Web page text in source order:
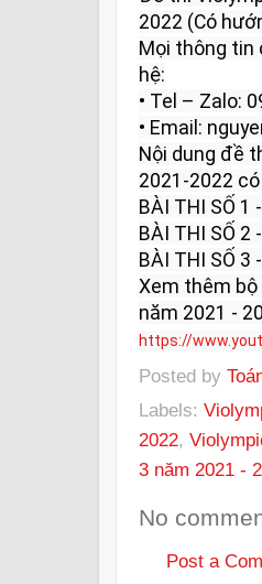
2022 (Có
Mọi thông tin
hệ:
• Tel – Zalo:
• Email:
Nội dung đề
2021-2022
BÀI THI SỐ 1
BÀI THI SỐ 2
BÀI THI SỐ 3
Xem thêm
https://
Posted by
Labels:
2022,
3 năm 2021 -
No
Post a